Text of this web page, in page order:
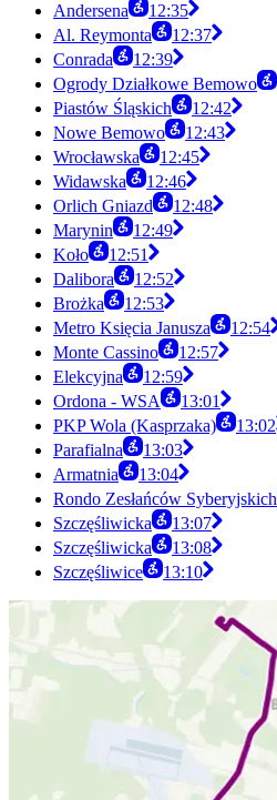
Andersena
12:35
Al. Reymonta
12:37
Conrada
12:39
Ogrody Działkowe Bemowo
Piastów Śląskich
12:42
Nowe Bemowo
12:43
Wrocławska
12:45
Widawska
12:46
Orlich Gniazd
12:48
Marynin
12:49
Koło
12:51
Dalibora
12:52
Brożka
12:53
Metro Księcia Janusza
12:54
Monte Cassino
12:57
Elekcyjna
12:59
Ordona - WSA
13:01
PKP Wola (Kasprzaka)
13:02
Parafialna
13:03
Armatnia
13:04
Rondo Zesłańców Syberyjskich
Szczęśliwicka
13:07
Szczęśliwicka
13:08
Szczęśliwice
13:10